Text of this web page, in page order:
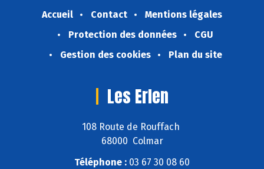
Accueil Contact
Mentions légales
Protection des données
CGU
Gestion des cookies
Plan du site
Les Erlen
108 Route de Rouffach
68000 Colmar
Téléphone : 03 67 30 08 60